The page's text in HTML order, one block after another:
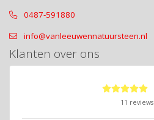
0487-591880
info@vanleeuwennatuursteen.nl
Klanten over ons
11 reviews